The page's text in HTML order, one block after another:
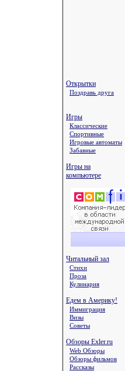
Открытки
Поздравь друга
Игры
Классические
Спортивные
Игровые автоматы
Забавные
Игры на
компьютере
Читальный зал
Стихи
Проза
Кулинария
Едем в Америку!
Иммиграция
Визы
Советы
Обзоры Exler.ru
Web Обзоры
Обзоры фильмов
Рассказы